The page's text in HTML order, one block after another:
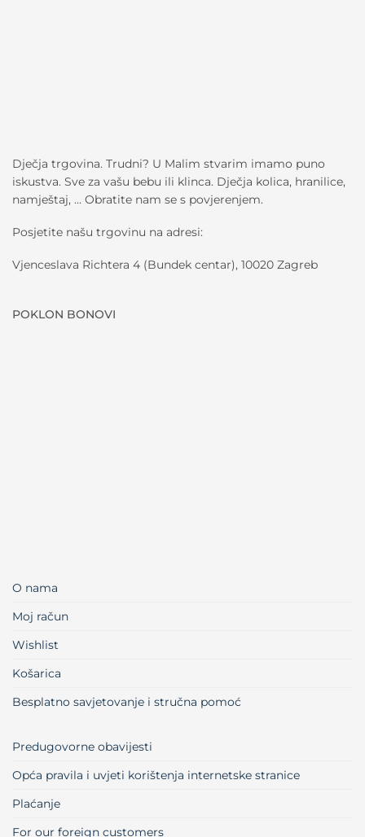
Dječja trgovina. Trudni? U Malim stvarim imamo puno
iskustva. Sve za vašu bebu ili klinca. Dječja kolica, hranilice,
namještaj, … Obratite nam se s povjerenjem.
Posjetite našu trgovinu na adresi:
Vjenceslava Richtera 4 (Bundek centar), 10020 Zagreb
POKLON BONOVI
O nama
Moj račun
Wishlist
Košarica
Besplatno savjetovanje i stručna pomoć
Predugovorne obavijesti
Opća pravila i uvjeti korištenja internetske stranice
Plaćanje
For our foreign customers